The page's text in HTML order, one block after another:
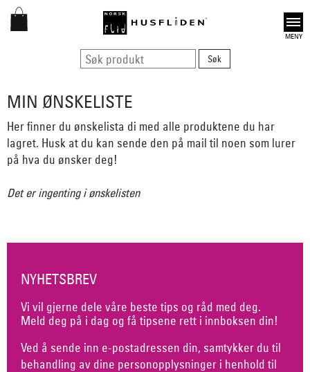
Open
MIN ØNSKELISTE
Her finner du ønskelista di med alle produktene du har
lagret. Husk at du kan sende den på mail til noen som lurer
på hva du ønsker deg!
Det er ingenting i ønskelisten
NYHETSBREV
Vi vil gjerne dele våre beste tips og råd med deg.
Meld deg på i dag og få tipsene rett i innboksen din!
Ved å sende inn e-postadressen din, samtykker du til
behandling av dine personopplysninger i henhold til